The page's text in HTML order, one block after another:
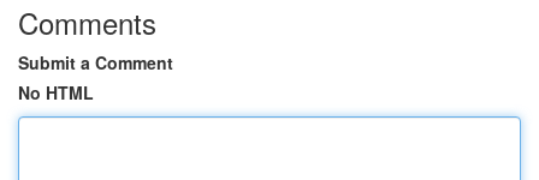
Comments
Submit a Comment
No HTML